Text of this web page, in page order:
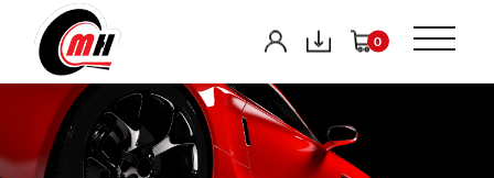
0